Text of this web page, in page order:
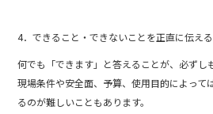
4．できること・できないことを正直に伝える
何でも「できます」と答えることが、必ずし
現場条件や安全面、予算、使用目的によって
るのが難しいこともあります。